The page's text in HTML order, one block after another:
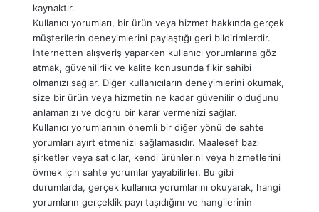
kaynaktır.
Kullanıcı yorumları, bir ürün veya hizmet hakkında gerçek
müşterilerin deneyimlerini paylaştığı geri bildirimlerdir.
İnternetten alışveriş yaparken kullanıcı yorumlarına göz
atmak, güvenilirlik ve kalite konusunda fikir sahibi
olmanızı sağlar. Diğer kullanıcıların deneyimlerini okumak,
size bir ürün veya hizmetin ne kadar güvenilir olduğunu
anlamanızı ve doğru bir karar vermenizi sağlar.
Kullanıcı yorumlarının önemli bir diğer yönü de sahte
yorumları ayırt etmenizi sağlamasıdır. Maalesef bazı
şirketler veya satıcılar, kendi ürünlerini veya hizmetlerini
övmek için sahte yorumlar yayabilirler. Bu gibi
durumlarda, gerçek kullanıcı yorumlarını okuyarak, hangi
yorumların gerçeklik payı taşıdığını ve hangilerinin